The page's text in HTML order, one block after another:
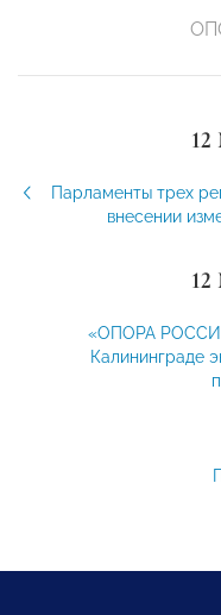
12
Парламенты трех
внесении
12
«ОПОРА
Калининграде